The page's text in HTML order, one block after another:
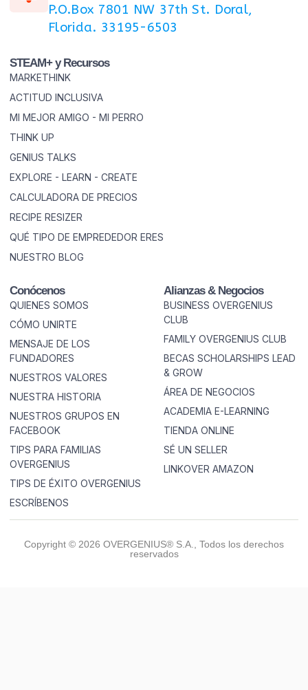
P.O.Box 7801 NW 37th St. Doral,
Florida. 33195-6503
STEAM+ y Recursos
MARKETHINK
ACTITUD INCLUSIVA
MI MEJOR AMIGO - MI PERRO
THINK UP
GENIUS TALKS
EXPLORE - LEARN - CREATE
CALCULADORA DE PRECIOS
RECIPE RESIZER
QUÉ TIPO DE EMPREDEDOR ERES
NUESTRO BLOG
Conócenos
QUIENES SOMOS
CÓMO UNIRTE
MENSAJE DE LOS
FUNDADORES
NUESTROS VALORES
NUESTRA HISTORIA
NUESTROS GRUPOS EN
FACEBOOK
TIPS PARA FAMILIAS
OVERGENIUS
TIPS DE ÉXITO OVERGENIUS
ESCRÍBENOS
Alianzas & Negocios
BUSINESS OVERGENIUS
CLUB
FAMILY OVERGENIUS CLUB
BECAS SCHOLARSHIPS LEAD
& GROW
ÁREA DE NEGOCIOS
ACADEMIA E-LEARNING
TIENDA ONLINE
SÉ UN SELLER
LINKOVER AMAZON
Copyright © 2026 OVERGENIUS® S.A., Todos los derechos
reservados